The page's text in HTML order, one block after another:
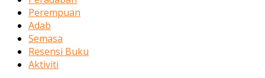
Perempuan
Adab
Semasa
Resensi Buku
Aktiviti